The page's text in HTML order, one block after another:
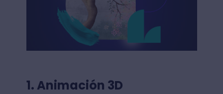
1. Animación 3D